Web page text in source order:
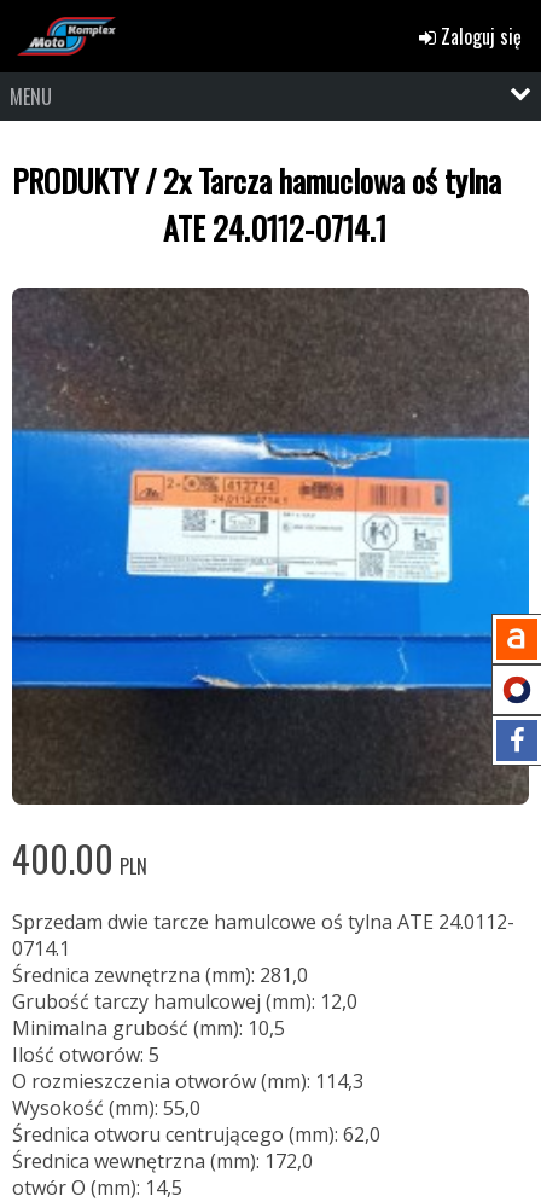
Zaloguj się
MENU
PRODUKTY/2x Tarcza hamuclowa oś tylna
ATE 24.0112-0714.1
400.00 PLN
Sprzedam dwie tarcze hamulcowe oś tylna ATE 24.0112-
0714.1
Średnica zewnętrzna (mm): 281,0
Grubość tarczy hamulcowej (mm): 12,0
Minimalna grubość (mm): 10,5
Ilość otworów: 5
O rozmieszczenia otworów (mm): 114,3
Wysokość (mm): 55,0
Średnica otworu centrującego (mm): 62,0
Średnica wewnętrzna (mm): 172,0
otwór O (mm): 14,5